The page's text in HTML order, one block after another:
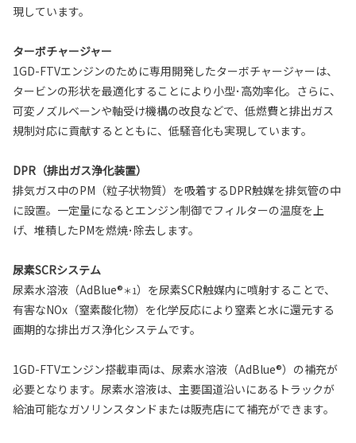
現しています。
ターボチャージャー
1GD-FTVエンジンのために専用開発したターボチャージャーは、
タービンの形状を最適化することにより小型･高効率化。さらに、
可変ノズルベーンや軸受け機構の改良などで、低燃費と排出ガス
規制対応に貢献するとともに、低騒音化も実現しています。
DPR（排出ガス浄化装置）
排気ガス中のPM（粒子状物質）を吸着するDPR触媒を排気管の中
に設置。一定量になるとエンジン制御でフィルターの温度を上
げ、堆積したPMを燃焼･除去します。
尿素SCRシステム
尿素水溶液（AdBlue®＊1）を尿素SCR触媒内に噴射することで、
有害なNOx（窒素酸化物）を化学反応により窒素と水に還元する
画期的な排出ガス浄化システムです。
1GD-FTVエンジン搭載車両は、尿素水溶液（AdBlue®）の補充が
必要となります。尿素水溶液は、主要国道沿いにあるトラックが
給油可能なガソリンスタンドまたは販売店にて補充ができます。